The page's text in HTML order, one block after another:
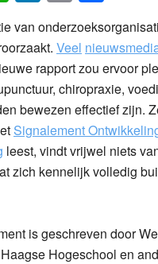
van
Veel
rapport zou ervoor
chiropraxie,
bewezen effectief zijn.
Signalement
leest, vindt vrijwel niets
zich kennelijk volledig
is geschreven door
Hogeschool en